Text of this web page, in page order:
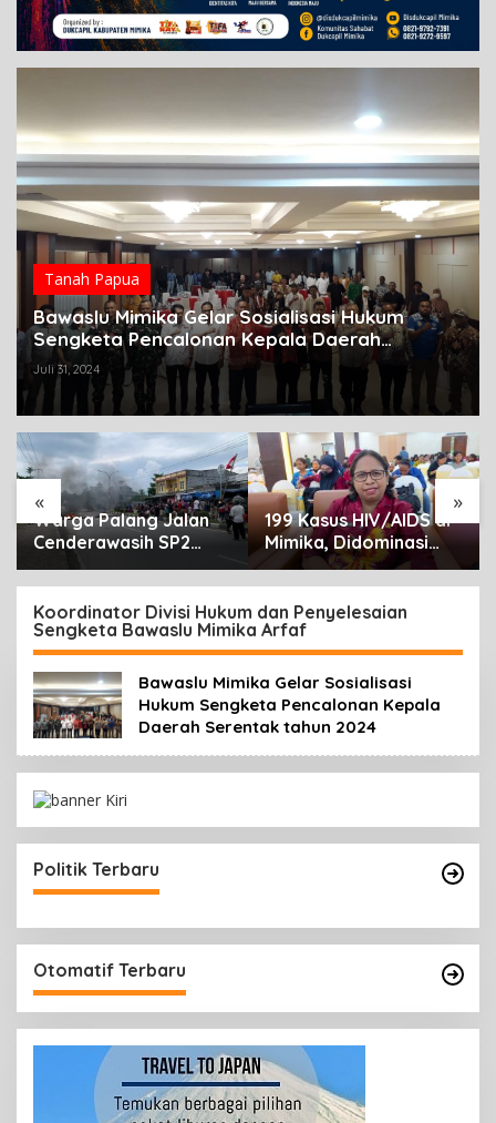
Tanah Papua
Bawaslu Mimika Gelar Sosialisasi Hukum
Sengketa Pencalonan Kepala Daerah
Serentak tahun 2024
Juli 31, 2024
« »
Warga Palang Jalan
Cenderawasih SP2
Eksekusi Lahan
Pemicunya
199 Kasus HIV/AIDS di
Mimika, Didominasi
Usia Produktif 15-34
Tahun
Koordinator Divisi Hukum dan Penyelesaian
Sengketa Bawaslu Mimika Arfaf
Bawaslu Mimika Gelar Sosialisasi
Hukum Sengketa Pencalonan Kepala
Daerah Serentak tahun 2024
Politik Terbaru
Otomatif Terbaru